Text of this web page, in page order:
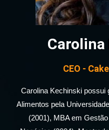
CEO -
Carolina Kechinski possui
Alimentos pela
(2001), MBA em